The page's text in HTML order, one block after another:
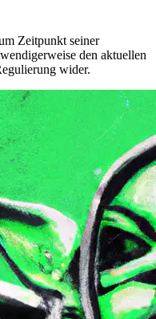
Zeitpunkt seiner
den aktuellen
wider.